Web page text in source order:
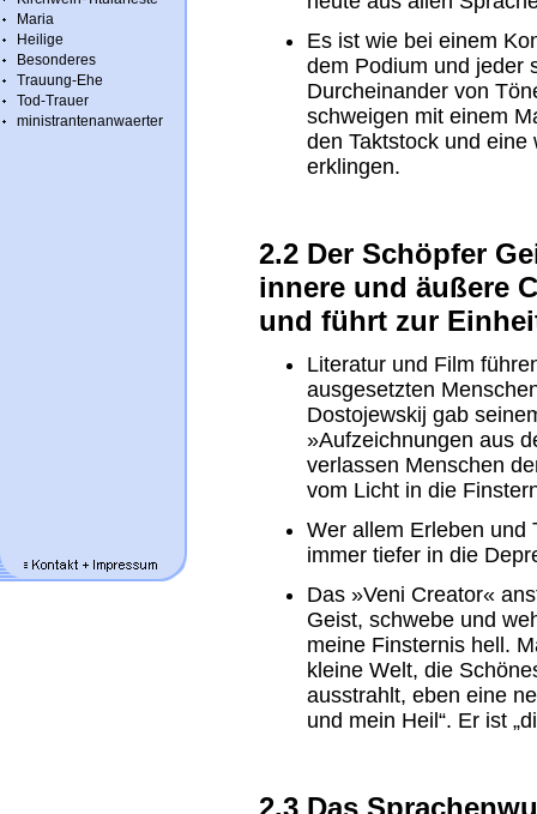
Maria
Heilige
Besonderes
Trauung-Ehe
Tod-Trauer
ministrantenanwaerter
Es ist wie bei einem
dem Podium und jeder
Durcheinander von
schweigen mit einem
den Taktstock und
erklingen.
2.2 Der Schöpfer
innere und äußere
und führt zur
Literatur und Film
ausgesetzten
Dostojewskij gab
»Aufzeichnungen aus
verlassen Menschen
vom Licht in die
Wer allem Erleben und
immer tiefer in die
Das »Veni Creator«
Geist, schwebe und
meine Finsternis hell.
kleine Welt, die
ausstrahlt, eben eine
und mein Heil“. Er ist
2.3 Das